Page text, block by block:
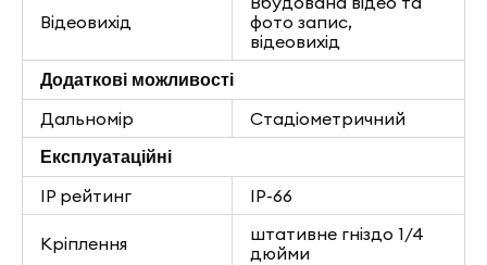
Відеовихід
фото запис,
відеовихід
Додаткові можливості
Дальномір Стадіометричний
Експлуатаційні
IP рейтинг IP-66
Кріплення
штативне гніздо 1/4
дюйми